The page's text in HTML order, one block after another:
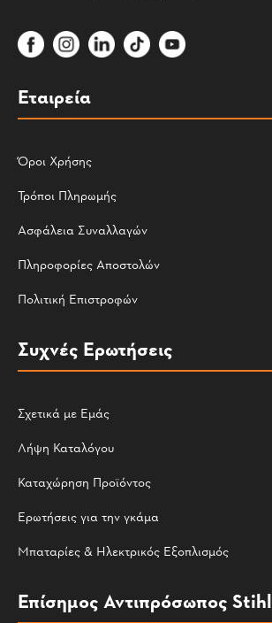
Εταιρεία
Όροι Χρήσης
Τρόποι Πληρωμής
Ασφάλεια Συναλλαγών
Πληροφορίες Αποστολών
Πολιτική Επιστροφών
Συχνές Ερωτήσεις
Σχετικά με Εμάς
Λήψη Καταλόγου
Καταχώρηση Προϊόντος
Ερωτήσεις για την γκάμα
Μπαταρίες & Ηλεκτρικός Εξοπλισμός
Επίσημος Αντιπρόσωπος Stihl